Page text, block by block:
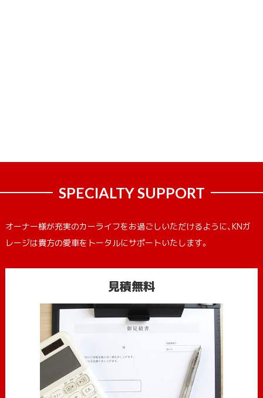
SPECIALTY SUPPORT
オーナー様が充実のカーライフをお過ごしいただけるように、KNガ
レージは貴方の愛車をトータルにサポートいたします。
見積無料